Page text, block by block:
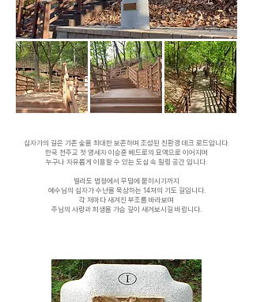
십자가의 길은 기존 숲을 최대한 보존하며 조성된 친환경 데크 로드입니다.
한국 천주교 첫 영세자 이승훈 베드로의 묘역으로 이어지며
누구나 자유롭게 이용할 수 있는 도심 속 힐링 공간 입니다.
빌라도 법정에서 무덤에 묻히시기까지
예수님의 십자가 수난을 묵상하는 14처의 기도 길입니다.
각 처마다 새겨진 부조를 바라보며
주님의 사랑과 희생을 가슴 깊이 새겨보시길 바랍니다.